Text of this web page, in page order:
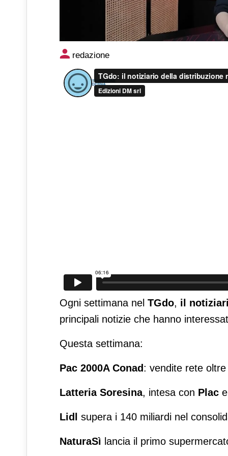
Video: TGdo, il notiziario
2026
redazione
Ogni settimana nel TGdo, il
principali notizie che hanno
Questa settimana:
Pac 2000A Conad: vendite rete
Latteria Soresina, intesa con Plac
Lidl supera i 140 miliardi nel
NaturaSì lancia il primo